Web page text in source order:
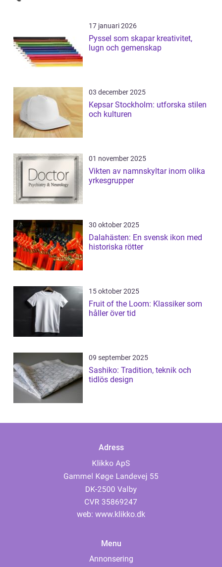
17 januari 2026
Pyssel som skapar kreativitet,
lugn och gemenskap
03 december 2025
Kepsar Stockholm: utforska stilen
och kulturen
01 november 2025
Vikten av namnskyltar inom olika
yrkesgrupper
30 oktober 2025
Dalahästen: En svensk ikon med
historiska rötter
15 oktober 2025
Fruit of the Loom: Klassiker som
håller över tid
09 september 2025
Sashiko: Tradition, teknik och
tidlös design
Adress
web: www.klikko.dk
Menu
Annonsering